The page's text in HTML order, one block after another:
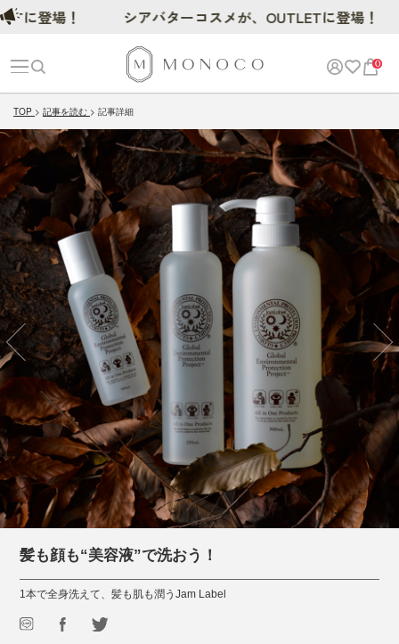
0
TOP 記事を読む 記事詳細
髪も顔も“美容液”で洗おう！
1本で全身洗えて、髪も肌も潤うJam Label
シアバターコスメが、OUTLETに登場！